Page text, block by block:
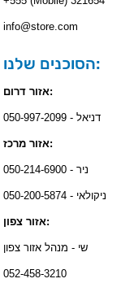
info@store.com
הסוכנים שלנו:
אזור דרום:
דניאל - 050-997-2099
אזור מרכז:
ניר - 050-214-6900
ניקולאי - 050-200-5874
אזור צפון:
שי - מנהל אזור צפון
052-458-3210